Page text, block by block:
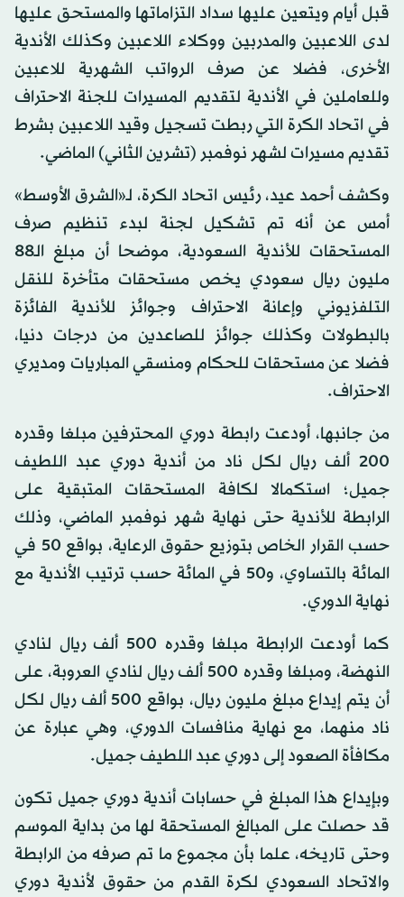
قبل أيام ويتعين عليها سداد التزاماتها والمستحق عليها
لدى اللاعبين والمدربين ووكلاء اللاعبين وكذلك الأندية
الأخرى، فضلا عن صرف الرواتب الشهرية للاعبين
وللعاملين في الأندية لتقديم المسيرات للجنة الاحتراف
في اتحاد الكرة التي ربطت تسجيل وقيد اللاعبين بشرط
تقديم مسيرات لشهر نوفمبر (تشرين الثاني) الماضي.
وكشف أحمد عيد، رئيس اتحاد الكرة، لـ«الشرق الأوسط»
أمس عن أنه تم تشكيل لجنة لبدء تنظيم صرف
المستحقات للأندية السعودية، موضحا أن مبلغ الـ88
مليون ريال سعودي يخص مستحقات متأخرة للنقل
التلفزيوني وإعانة الاحتراف وجوائز للأندية الفائزة
بالبطولات وكذلك جوائز للصاعدين من درجات دنيا،
فضلا عن مستحقات للحكام ومنسقي المباريات ومديري
الاحتراف.
من جانبها، أودعت رابطة دوري المحترفين مبلغا وقدره
200 ألف ريال لكل ناد من أندية دوري عبد اللطيف
جميل؛ استكمالا لكافة المستحقات المتبقية على
الرابطة للأندية حتى نهاية شهر نوفمبر الماضي، وذلك
حسب القرار الخاص بتوزيع حقوق الرعاية، بواقع 50 في
المائة بالتساوي، و50 في المائة حسب ترتيب الأندية مع
نهاية الدوري.
كما أودعت الرابطة مبلغا وقدره 500 ألف ريال لنادي
النهضة، ومبلغا وقدره 500 ألف ريال لنادي العروبة، على
أن يتم إيداع مبلغ مليون ريال، بواقع 500 ألف ريال لكل
ناد منهما، مع نهاية منافسات الدوري، وهي عبارة عن
مكافأة الصعود إلى دوري عبد اللطيف جميل.
وبإيداع هذا المبلغ في حسابات أندية دوري جميل تكون
قد حصلت على المبالغ المستحقة لها من بداية الموسم
وحتى تاريخه، علما بأن مجموع ما تم صرفه من الرابطة
والاتحاد السعودي لكرة القدم من حقوق لأندية دوري